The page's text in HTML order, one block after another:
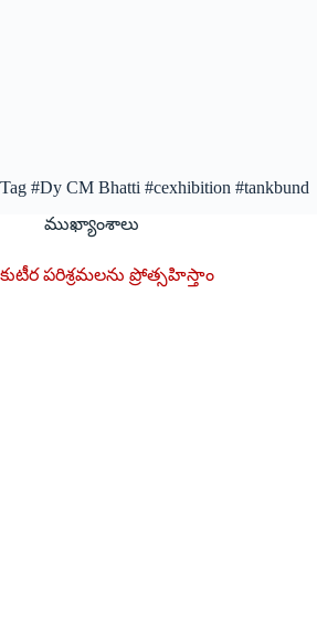
Tag #Dy CM Bhatti #cexhibition #tankbund
ముఖ్యాంశాలు
కుటీర పరిశ్రమలను ప్రోత్సహిస్తాం